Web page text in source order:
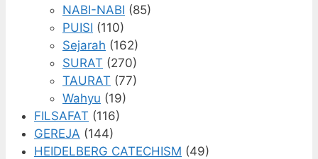
NABI-NABI (85)
PUISI (110)
Sejarah (162)
SURAT (270)
TAURAT (77)
Wahyu (19)
FILSAFAT (116)
GEREJA (144)
HEIDELBERG CATECHISM (49)